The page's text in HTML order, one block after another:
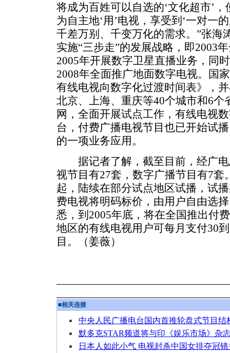
将成为百姓可以自选的‘文化超市’，
为自主地‘用’电视，享受到‘一对一
千差万别、千变万化的需求。”张海
实施“三步走”的发展战略，即2003
2005年开展数字卫星直播业务，同
2008年全面推广地面数字电视。国
有线电视向数字化过渡时间表》，
北京、上海、重庆等40个城市和6个
网，全面开展试点工作，有线电视
台，付费广播电视节目也已开始试
的一项业务应用。
据记者了解，截至目前，经广电
视节目有27套，数字广播节目有7套
起，陆续在部分试点地区试播，试
费电视将明码标价，由用户自由选
悉，到2005年底，将在全国推出付
地区的有线电视用户可每月支付30
目。（姜薇）
■相关连接
中央人民广播电台国内首推轮盘式节目结
默多克STAR频道将与印《娱乐市场》杂
日本人如此小气 电视封杀中国女排夺冠镜